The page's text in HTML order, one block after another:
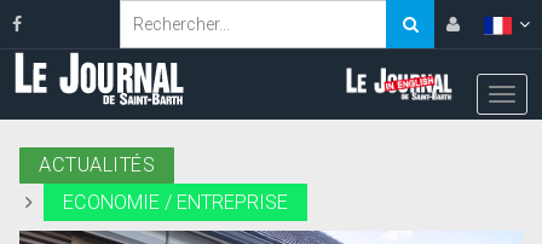
ACTUALITÉS
ECONOMIE / ENTREPRISE